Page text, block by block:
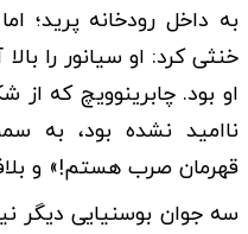
به داخل رودخانه پرید؛
خنثی کرد: او سیانور را
او بود. چابرینوویچ که
ناامید نشده بود، به
قهرمان صرب هستم!» و
سه جوان بوسنیایی دیگر